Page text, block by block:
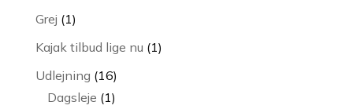
Grej 11
vare
Kajak tilbud lige nu 11
Udlejning 1616
varer
Dagsleje 11